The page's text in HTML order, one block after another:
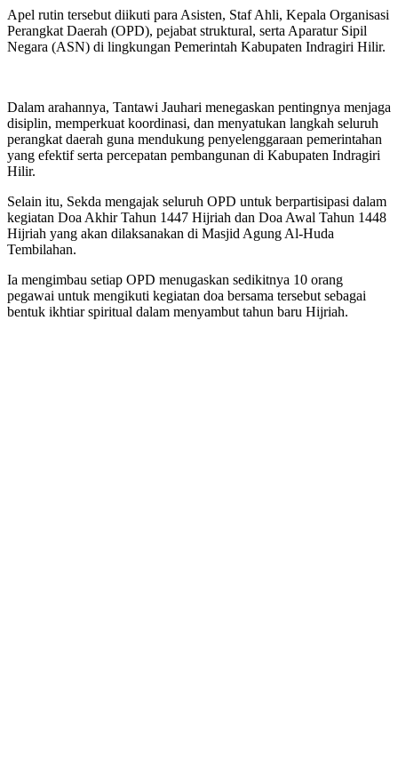
Apel rutin tersebut diikuti para Asisten, Staf Ahli, Kepala Organisasi
Perangkat Daerah (OPD), pejabat struktural, serta Aparatur Sipil
Negara (ASN) di lingkungan Pemerintah Kabupaten Indragiri Hilir.
Dalam arahannya, Tantawi Jauhari menegaskan pentingnya menjaga
disiplin, memperkuat koordinasi, dan menyatukan langkah seluruh
perangkat daerah guna mendukung penyelenggaraan pemerintahan
yang efektif serta percepatan pembangunan di Kabupaten Indragiri
Hilir.
Selain itu, Sekda mengajak seluruh OPD untuk berpartisipasi dalam
kegiatan Doa Akhir Tahun 1447 Hijriah dan Doa Awal Tahun 1448
Hijriah yang akan dilaksanakan di Masjid Agung Al-Huda
Tembilahan.
Ia mengimbau setiap OPD menugaskan sedikitnya 10 orang
pegawai untuk mengikuti kegiatan doa bersama tersebut sebagai
bentuk ikhtiar spiritual dalam menyambut tahun baru Hijriah.